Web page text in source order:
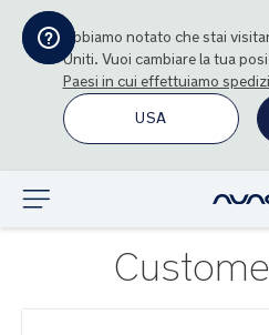
Abbiamo notato che stai
Uniti. Vuoi cambiare la tua
Paesi in cui effettuiamo
USA